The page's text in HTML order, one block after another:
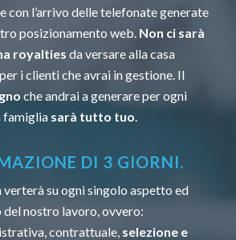
con l’arrivo delle telefonate generate
posizionamento web. Non ci sarà
royalties da versare alla casa
i clienti che avrai in gestione. Il
che andrai a generare per ogni
famiglia sarà tutto tuo.
DI 3 GIORNI.
verterà su ogni singolo aspetto ed
nostro lavoro, ovvero:
contrattuale, selezione e